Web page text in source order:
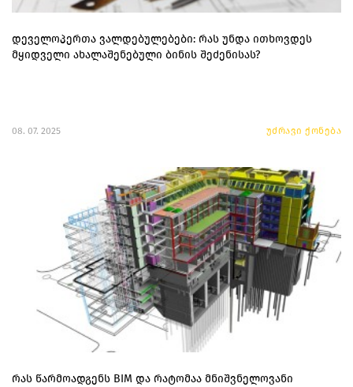
დეველოპერთა ვალდებულებები: რას უნდა ითხოვდეს
მყიდველი ახალაშენებული ბინის შეძენისას?
08. 07. 2025 უძრავი ქონება
რას წარმოადგენს BIM და რატომაა მნიშვნელოვანი